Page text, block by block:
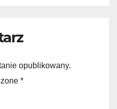
opublikowany.
*